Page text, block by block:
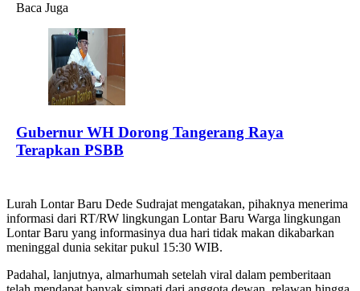
Baca Juga
Gubernur WH Dorong Tangerang Raya
Terapkan PSBB
Lurah Lontar Baru Dede Sudrajat mengatakan, pihaknya menerima
informasi dari RT/RW lingkungan Lontar Baru Warga lingkungan
Lontar Baru yang informasinya dua hari tidak makan dikabarkan
meninggal dunia sekitar pukul 15:30 WIB.
Padahal, lanjutnya, almarhumah setelah viral dalam pemberitaan